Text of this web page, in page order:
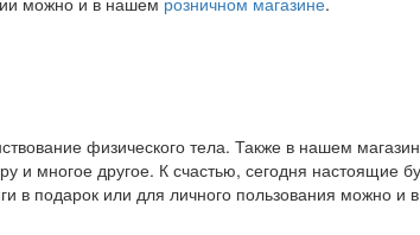
физического тела. Также в нашем
и многое другое. К счастью, сегодня настоящие
в подарок или для личного пользования можно и